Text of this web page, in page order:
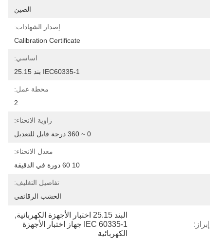
الصين
إصدار الشهادات:
Calibration Certificate
اساسي:
IEC60335-1 بند 25.15
محطة عمل:
زاوية الانحناء:
0 ~ 360 درجة قابل للتعديل
معدل الانحناء:
10 60 دورة في الدقيقة
تفاصيل التغليف:
الخشب الرقائقي
إبراز:
البند 25.15 اختبار الأجهزة الكهربائية
,
IEC 60335-1 جهاز اختبار الأجهزة
الكهربائية